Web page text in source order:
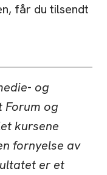
får du tilsendt
og
Forum og
kursene
fornyelse av
er et